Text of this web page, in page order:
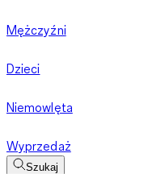
Mężczyźni
Dzieci
Niemowlęta
Wyprzedaż
Szukaj